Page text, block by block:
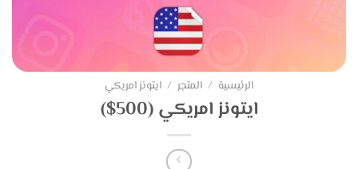
الرئيسية / المتجر / ايتونز امريكي
ايتونز امريكي (500$)